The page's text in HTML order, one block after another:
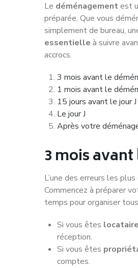
Le déménagementest
préparée. Que vous
simplement de bureau,
essentielle à suivre
accrocs.
3 mois avant le
1 mois avant le
15 jours avant le jour J
Le jour J
Après votre
3 mois
L’une des erreurs les
Commencez à préparer
temps pour organiser
Si vous êtes locataire
réception.
Si vous êtes
comptes.